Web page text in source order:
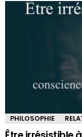
PHILOSOPHIE